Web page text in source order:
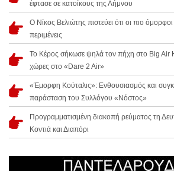
έφτασε σε κατοίκους της Λήμνου
Ο Νίκος Βελιώτης πιστεύει ότι οι πιο
περιμένεις
Το Κέρος σήκωσε ψηλά τον πήχη στο Big Air
χώρες στο «Dare 2 Air»
«Έμορφη Κούταλις»: Ενθουσιασμός και
παράσταση του Συλλόγου «Νόστος»
Προγραμματισμένη διακοπή ρεύματος τη
Κοντιά και Διαπόρι